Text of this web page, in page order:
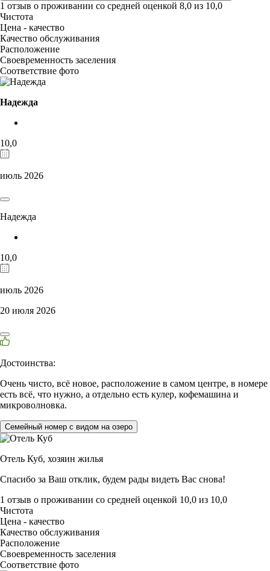
1 отзыв о проживании со средней оценкой 8,0 из 10,0
Чистота
Цена - качество
Качество обслуживания
Расположение
Своевременность заселения
Соответствие фото
Надежда
10,0
июль 2026
Надежда
10,0
июль 2026
20 июля 2026
Достоинства:
Очень чисто, всё новое, расположение в самом центре, в номере
есть всё, что нужно, а отдельно есть кулер, кофемашина и
микроволновка.
Семейный номер с видом на озеро
Отель Куб, хозяин жилья
Спасибо за Ваш отклик, будем рады видеть Вас снова!
1 отзыв о проживании со средней оценкой 10,0 из 10,0
Чистота
Цена - качество
Качество обслуживания
Расположение
Своевременность заселения
Соответствие фото